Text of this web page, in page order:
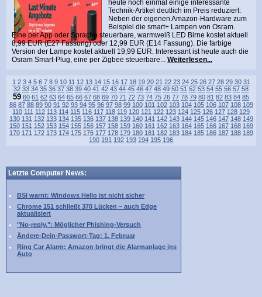
heute noch einmal einige interessante
Technik-Artikel deutlich im Preis reduziert:
Neben der eigenen Amazon-Hardware zum
Beispiel die smart+ Lampen von Osram.
Eine per App oder Sprache steuerbare, warmweiß LED Birne kostet aktuell
8,99 EUR (E27 Fassung) oder 12,99 EUR (E14 Fassung). Die farbige
Version der Lampe kostet aktuell 19,99 EUR. Interessant ist heute auch die
Osram Smart-Plug, eine per Zigbee steuerbare... Weiterlesen...
1 2 3 4 5 6 7 8 9 10 11 12 13 14 15 16 17 18 19 20 21 22 23 24 25 26 27 28 29 30 31
32 33 34 35 36 37 38 39 40 41 42 43 44 45 46 47 48 49 50 51 52 53 54 55 56 57 58
59 60 61 62 63 64 65 66 67 68 69 70 71 72 73 74 75 76 77 78 79 80 81 82 83 84 85
86 87 88 89 90 91 92 93 94 95 96 97 98 99 100 101 102 103 104 105 106 107 108 109
110 111 112 113 114 115 116 117 118 119 120 121 122 123 124 125 126 127 128 129
130 131 132 133 134 135 136 137 138 139 140 141 142 143 144 145 146 147 148 149
150 151 152 153 154 155 156 157 158 159 160 161 162 163 164 165 166 167 168 169
170 171 172 173 174 175 176 177 178 179 180 181 182 183 184 185 186 187 188 189
190 191 192 193 194 195 196
Letzte Computer News:
BSI warnt: Windows Hello ist nicht sicher
Chrome 151 schließt 370 Lücken – auch Edge
aktualisiert
"No-reply.": Möglicher Phishing-Versuch
Ändere-Dein-Passwort-Tag: 1. Februar
Ring Car Alarm: Amazon bringt die Alarmanlage ins
Auto